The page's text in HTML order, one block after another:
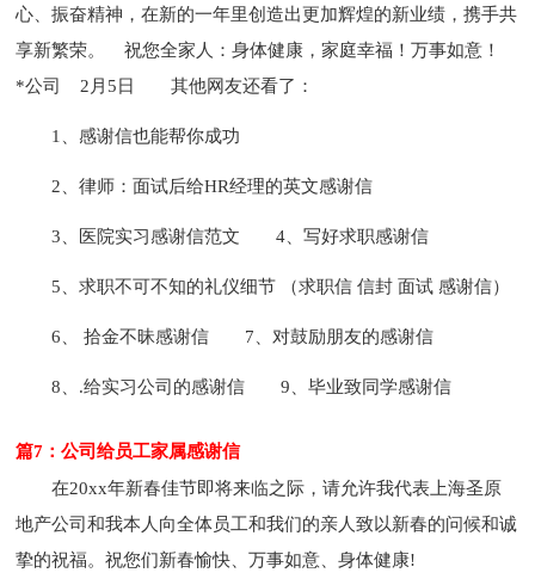
心、振奋精神，在新的一年里创造出更加辉煌的新业绩，携手共
享新繁荣。 祝您全家人：身体健康，家庭幸福！万事如意！
*公司 2月5日
其他网友还看了：
1、感谢信也能帮你成功
2、律师：面试后给HR经理的英文感谢信
3、医院实习感谢信范文 4、写好求职感谢信
5、求职不可不知的礼仪细节 （求职信 信封 面试 感谢信）
6、 拾金不昧感谢信 7、对鼓励朋友的感谢信
8、.给实习公司的感谢信 9、毕业致同学感谢信
篇7：公司给员工家属感谢信
在20xx年新春佳节即将来临之际，请允许我代表上海圣原
地产公司和我本人向全体员工和我们的亲人致以新春的问候和诚
挚的祝福。祝您们新春愉快、万事如意、身体健康!